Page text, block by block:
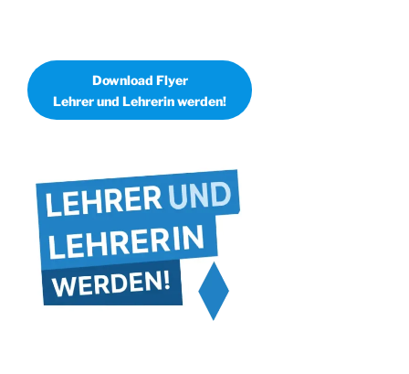
Download Flyer
Lehrer und Lehrerin werden!